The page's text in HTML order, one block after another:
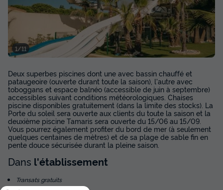
1/11
Deux superbes piscines dont une avec bassin chauffé et
pataugeoire (ouverte durant toute la saison), l'autre avec
toboggans et espace balnéo (accessible de juin à septembre)
accessibles suivant conditions météorologiques. Chaises
piscine disponibles gratuitement (dans la limite des stocks). La
Porte du soleil sera ouverte aux clients du toute la saison et la
deuxième piscine Tamaris sera ouverte du 15/06 au 15/09.
Vous pourrez également profiter du bord de mer (à seulement
quelques centaines de mètres) et de sa plage de sable fin en
pente douce sécurisée durant la pleine saison.
Dans l'établissement
Transats gratuits